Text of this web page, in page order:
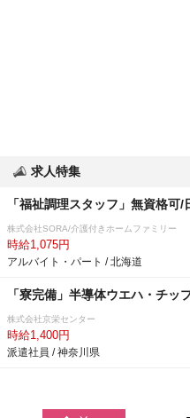
求人特集
「福祉調理スタッフ」無資格可
株式会社SORA/介護付きホームファミリー
時給1,075円
アルバイト・パート / 北海道
「寮完備」半導体ウエハ・チ
株式会社京栄センター
時給1,400円
派遣社員 / 神奈川県